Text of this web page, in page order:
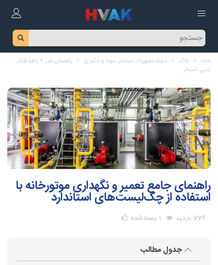
خانه > بلاگ > مجله تجهیزات استخر، سونا و جکوزی >
راهنمای شیر 6 راهه فیلتر
شنی استخر
راهنمای جامع تعمیر و نگهداری موتورخانه با
استفاده از چک‌لیست‌های استاندارد
776 بازدید 1 پسندشده
جدول مطالب